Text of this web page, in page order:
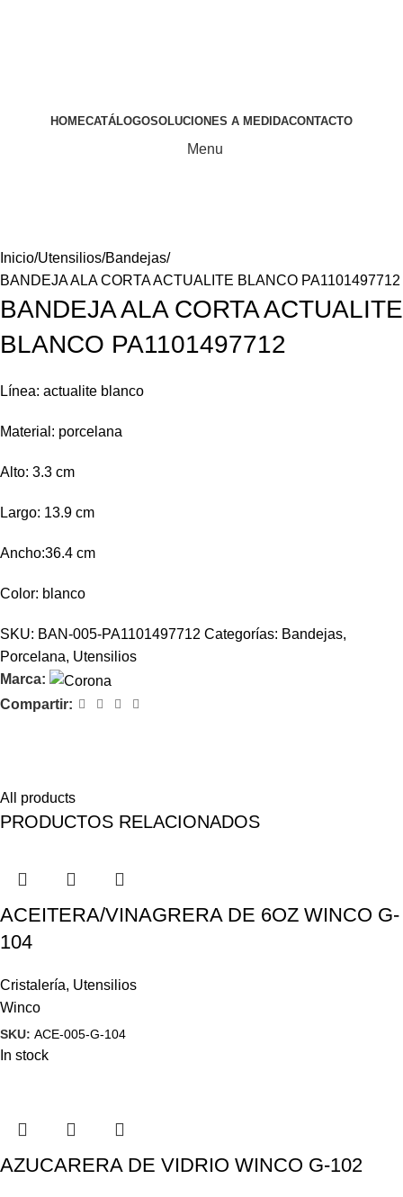
HOMECATÁLOGOSOLUCIONES A MEDIDACONTACTO
Menu
Inicio Utensilios Bandejas
BANDEJA ALA CORTA ACTUALITE BLANCO PA1101497712
BANDEJA ALA CORTA ACTUALITE
BLANCO PA1101497712
Línea: actualite blanco
Material: porcelana
Alto: 3.3 cm
Largo: 13.9 cm
Ancho:36.4 cm
Color: blanco
SKU: BAN-005-PA1101497712 Categorías: Bandejas,
Porcelana, Utensilios
Marca:
Compartir:
All products
PRODUCTOS RELACIONADOS
ACEITERA/VINAGRERA DE 6OZ WINCO G-
104
Cristalería, Utensilios
Winco
SKU: ACE-005-G-104
In stock
AZUCARERA DE VIDRIO WINCO G-102